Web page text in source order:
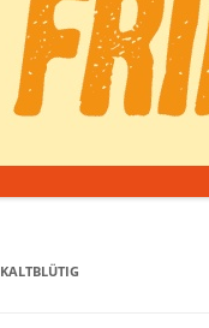
KALTBLÜTIG